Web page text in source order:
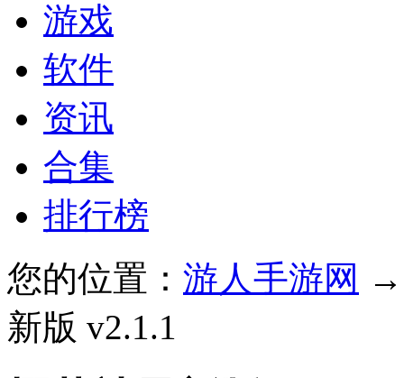
游戏
软件
资讯
合集
排行榜
您的位置： 游人手游网
新版 v2.1.1